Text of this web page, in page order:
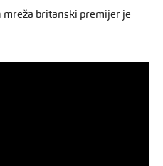
mreža britanski premijer je